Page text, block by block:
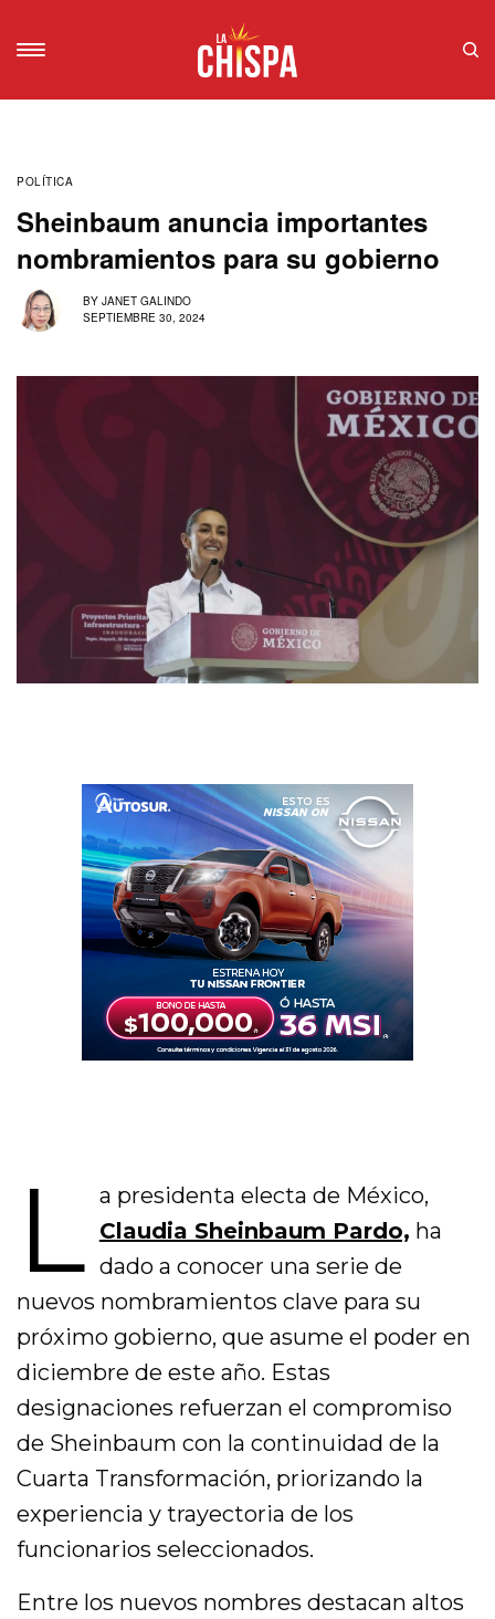
POLÍTICA
Sheinbaum anuncia importantes
nombramientos para su gobierno
BY JANET GALINDO
SEPTIEMBRE 30, 2024
L a presidenta electa de México,
Claudia Sheinbaum Pardo, ha
dado a conocer una serie de
nuevos nombramientos clave para su
próximo gobierno, que asume el poder en
diciembre de este año. Estas
designaciones refuerzan el compromiso
de Sheinbaum con la continuidad de la
Cuarta Transformación, priorizando la
experiencia y trayectoria de los
funcionarios seleccionados.
Entre los nuevos nombres destacan altos